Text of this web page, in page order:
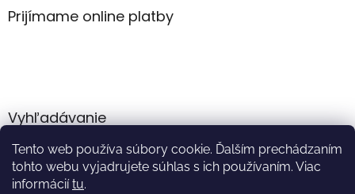
Tento web používa súbory cookie. Ďalším prechádzaním
tohto webu vyjadrujete súhlas s ich používaním. Viac
informáciítu.
Prijímame online platby
Vyhľadávanie
HĽADAŤ